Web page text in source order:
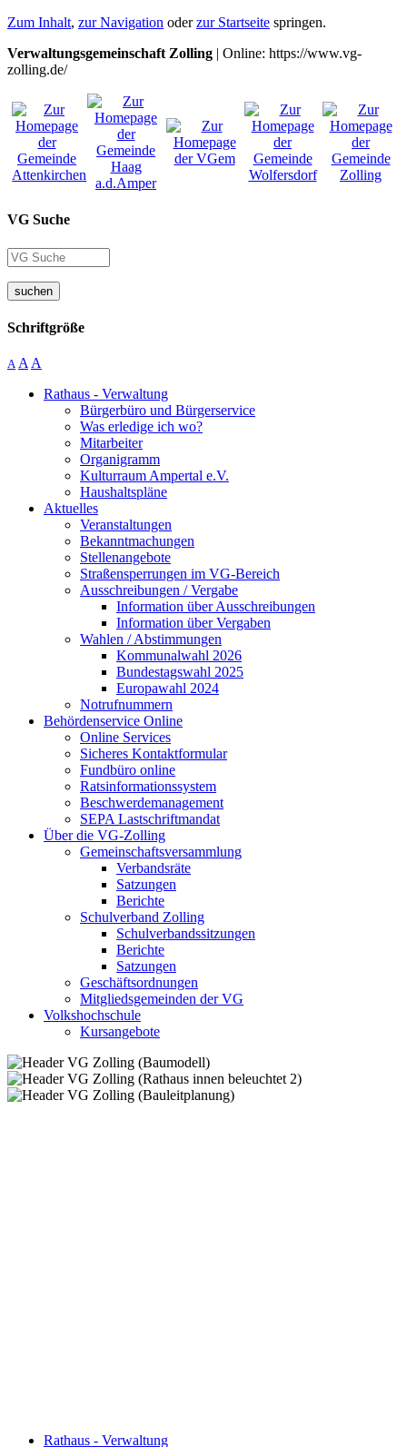
Zum Inhalt, zur Navigation oderzur Startseite springen.
Verwaltungsgemeinschaft Zolling | Online: https://www.vg-
zolling.de/
VG Suche
suchen
Schriftgröße
A A A
Rathaus - Verwaltung
Bürgerbüro und Bürgerservice
Was erledige ich wo?
Mitarbeiter
Organigramm
Kulturraum Ampertal e.V.
Haushaltspläne
Aktuelles
Veranstaltungen
Bekanntmachungen
Stellenangebote
Straßensperrungen im VG-Bereich
Ausschreibungen / Vergabe
Information über Ausschreibungen
Information über Vergaben
Wahlen / Abstimmungen
Kommunalwahl 2026
Bundestagswahl 2025
Europawahl 2024
Notrufnummern
Behördenservice Online
Online Services
Sicheres Kontaktformular
Fundbüro online
Ratsinformationssystem
Beschwerdemanagement
SEPA Lastschriftmandat
Über die VG-Zolling
Gemeinschaftsversammlung
Verbandsräte
Satzungen
Berichte
Schulverband Zolling
Schulverbandssitzungen
Berichte
Satzungen
Geschäftsordnungen
Mitgliedsgemeinden der VG
Volkshochschule
Kursangebote
Rathaus - Verwaltung